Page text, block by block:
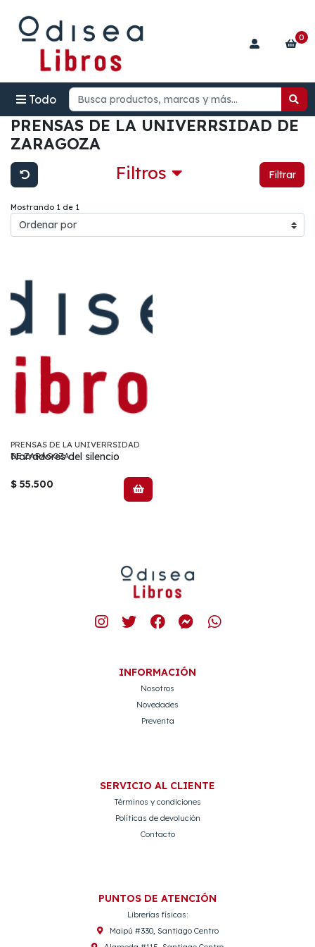
Todo
0
PRENSAS DE LA UNIVERRSIDAD DE
ZARAGOZA
Filtros Filtrar
Mostrando 1 de 1
PRENSAS DE LA UNIVERRSIDAD
DE ZARAGOZA
Narradores del silencio
$ 55.500
INFORMACIÓN
Nosotros
Novedades
Preventa
SERVICIO AL CLIENTE
Términos y condiciones
Políticas de devolución
Contacto
PUNTOS DE ATENCIÓN
Librerías físicas:
Maipú #330, Santiago Centro